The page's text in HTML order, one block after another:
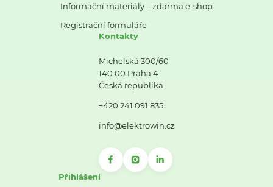
Informační materiály – zdarma e-shop
Registrační formuláře
Kontakty
Michelská 300/60
140 00 Praha 4
Česká republika
+420 241 091 835
info@elektrowin.cz
Přihlášení